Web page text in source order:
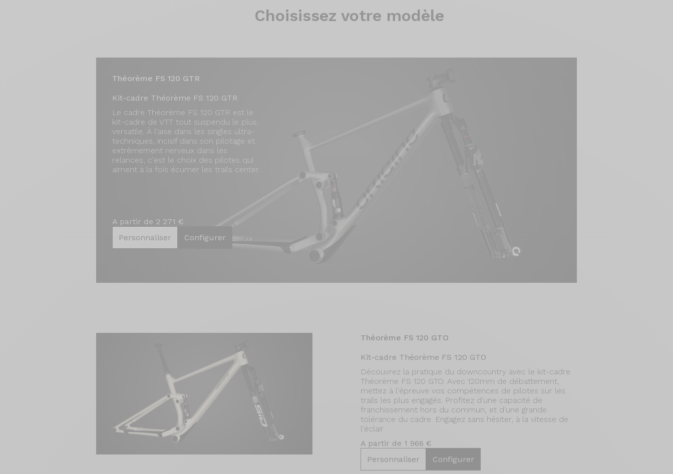
Choisissez votre modèle
Théorème FS 120 GTR
Kit-cadre Théorème FS 120 GTR
Le cadre Théorème FS 120 GTR est le
kit-cadre de VTT tout suspendu le plus
versatile. À l'aise dans les singles ultra-
techniques, incisif dans son pilotage et
extrêmement nerveux dans les
relances, c'est le choix des pilotes qui
aiment à la fois écumer les trails center.
A partir de 2 271 €
Personnaliser
Configurer
Théorème FS 120 GTO
Kit-cadre Théorème FS 120 GTO
Découvrez la pratique du downcountry avec le kit-cadre
Théorème FS 120 GTO. Avec 120mm de débattement,
mettez à l'épreuve vos compétences de pilotes sur les
trails les plus engagés. Profitez d'une capacité de
franchissement hors du commun, et d'une grande
tolérance du cadre. Engagez sans hésiter, à la vitesse de
l'éclair
A partir de 1 966 €
Personnaliser
Configurer